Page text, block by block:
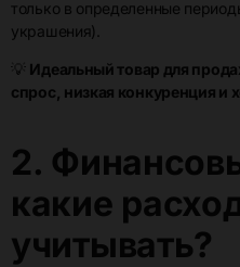
только в определенные
украшения).
💡 Идеальный товар для
спрос, низкая конкуренция
2.
какие
учитывать?